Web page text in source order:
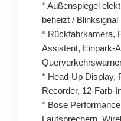
* Außenspiegel
beheizt /
* Rückfahrkamera,
Assistent, Einpark-
* Head-Up Display,
Recorder, 12-Farb-
* Bose